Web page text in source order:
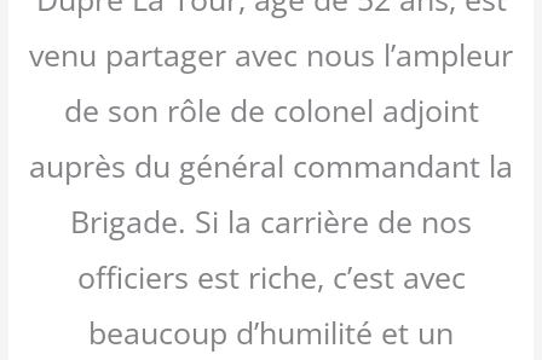
venu partager avec nous l’ampleur
de son rôle de colonel adjoint
auprès du général commandant la
Brigade. Si la carrière de nos
officiers est riche, c’est avec
beaucoup d’humilité et un